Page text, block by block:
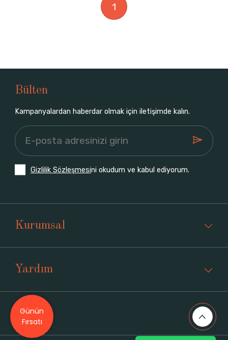
1
Bülten
Kampanyalardan haberdar olmak için iletişimde kalın.
Gizlilik Sözleşmesini okudum ve kabul ediyorum.
Kurumsal
Yardım
Üyelik
Günün
Fırsatı